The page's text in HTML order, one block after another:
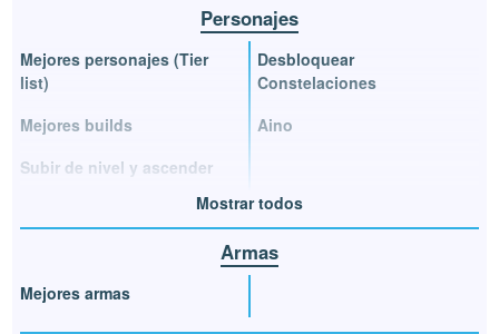
Personajes
Mejores personajes (Tier
list)
Mejores builds
Subir de nivel y ascender
Desbloquear
Constelaciones
Aino
Mostrar todos
Armas
Mejores armas